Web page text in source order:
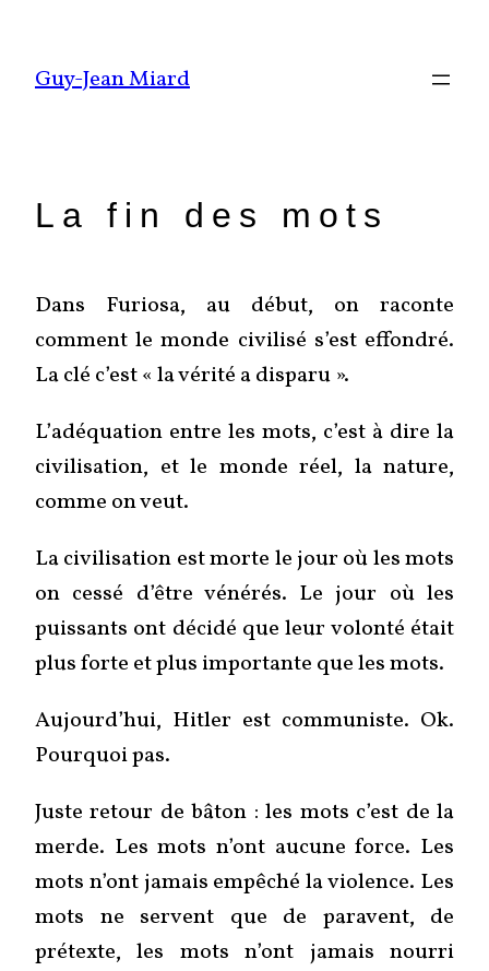
contenu
Guy-Jean Miard
La fin des mots
Dans Furiosa, au début, on raconte
comment le monde civilisé s’est effondré.
La clé c’est « la vérité a disparu ».
L’adéquation entre les mots, c’est à dire la
civilisation, et le monde réel, la nature,
comme on veut.
La civilisation est morte le jour où les mots
on cessé d’être vénérés. Le jour où les
puissants ont décidé que leur volonté était
plus forte et plus importante que les mots.
Aujourd’hui, Hitler est communiste. Ok.
Pourquoi pas.
Juste retour de bâton : les mots c’est de la
merde. Les mots n’ont aucune force. Les
mots n’ont jamais empêché la violence. Les
mots ne servent que de paravent, de
prétexte, les mots n’ont jamais nourri